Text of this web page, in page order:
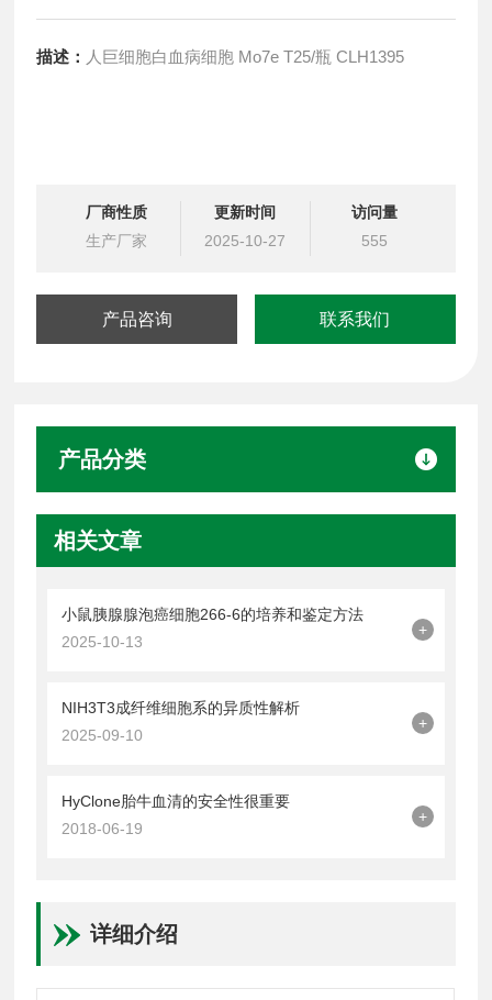
描述： 人巨细胞白血病细胞 Mo7e T25/瓶 CLH1395
厂商性质
生产厂家
更新时间
2025-10-27
访问量
555
产品咨询 联系我们
产品分类
相关文章
小鼠胰腺腺泡癌细胞266-6的培养和鉴定方法
2025-10-13
+
NIH3T3成纤维细胞系的异质性解析
2025-09-10
+
HyClone胎牛血清的安全性很重要
2018-06-19
+
详细介绍